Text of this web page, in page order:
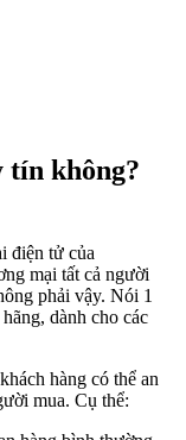
tín không?
điện tử của
mại tất cả người
phải vậy. Nói 1
dành cho các
hàng có thể an
mua. Cụ thể: